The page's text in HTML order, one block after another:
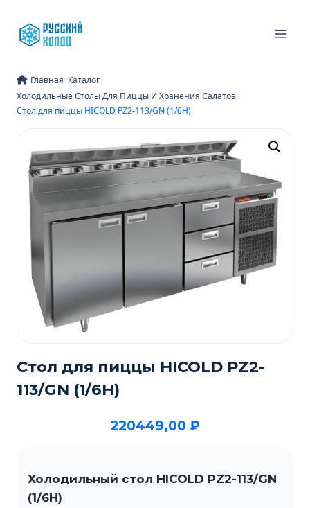
содержимому
Главная/Каталог/
Холодильные Столы Для Пиццы И Хранения Салатов/
Стол для пиццы HICOLD PZ2-113/GN (1/6H)
Стол для пиццы HICOLD PZ2-
113/GN (1/6H)
220449,00 ₽
Холодильный стол HICOLD PZ2-113/GN
(1/6H)